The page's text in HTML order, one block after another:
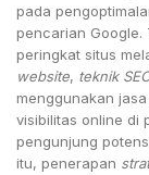
pada
pencarian Google.
peringkat situs
website, teknik
menggunakan
visibilitas online di
pengunjung
itu, penerapan